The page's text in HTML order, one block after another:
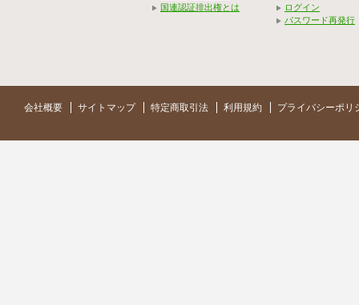
国連認証排出権とは
ログイン
パスワード再発行
会社概要 サイトマップ 特定商取引法 利用規約 プライバシーポリ